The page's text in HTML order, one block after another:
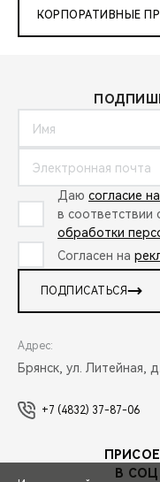
КОРПОРАТИВНЫЕ
Даю согласие
в соответствии
обработки
Согласен на
ПОДПИСАТЬСЯ
Адрес:
Брянск, ул. Литейная,
+7 (4832) 37-87-06
В